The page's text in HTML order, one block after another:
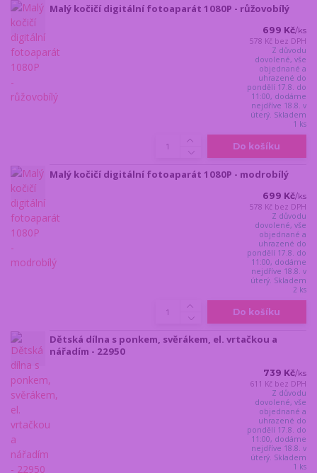
Malý kočičí digitální fotoaparát 1080P - růžovobílý
699 Kč/ks
578 Kč bez DPH
Z důvodu
dovolené, vše
objednané a
uhrazené do
pondělí 17.8. do
11:00, dodáme
nejdříve 18.8. v
úterý. Skladem
1 ks
Do košíku
Malý kočičí digitální fotoaparát 1080P - modrobílý
699 Kč/ks
578 Kč bez DPH
Z důvodu
dovolené, vše
objednané a
uhrazené do
pondělí 17.8. do
11:00, dodáme
nejdříve 18.8. v
úterý. Skladem
2 ks
Do košíku
Dětská dílna s ponkem, svěrákem, el. vrtačkou a
nářadím - 22950
739 Kč/ks
611 Kč bez DPH
Z důvodu
dovolené, vše
objednané a
uhrazené do
pondělí 17.8. do
11:00, dodáme
nejdříve 18.8. v
úterý. Skladem
1 ks